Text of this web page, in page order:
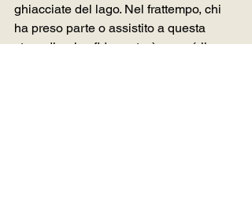
ghiacciate del lago. Nel frattempo, chi
ha preso parte o assistito a questa
straordinaria sfida porterà con sé il